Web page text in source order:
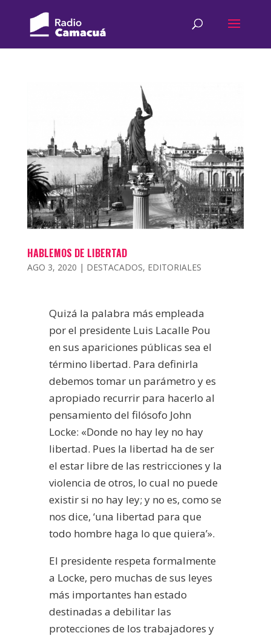
HABLEMOS DE LIBERTAD
AGO 3, 2020 | DESTACADOS, EDITORIALES
Quizá la palabra más empleada
por el presidente Luis Lacalle Pou
en sus apariciones públicas sea el
término libertad. Para definirla
debemos tomar un parámetro y es
apropiado recurrir para hacerlo al
pensamiento del filósofo John
Locke: «Donde no hay ley no hay
libertad. Pues la libertad ha de ser
el estar libre de las restricciones y la
violencia de otros, lo cual no puede
existir si no hay ley; y no es, como se
nos dice, ‘una libertad para que
todo hombre haga lo que quiera’».
El presidente respeta formalmente
a Locke, pero muchas de sus leyes
más importantes han estado
destinadas a debilitar las
protecciones de los trabajadores y